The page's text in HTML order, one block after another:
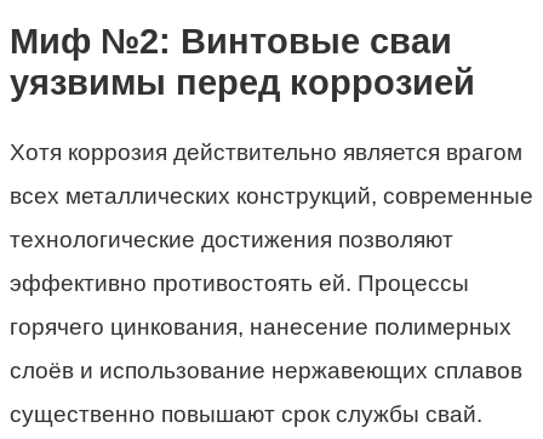
Миф №2: Винтовые сваи
уязвимы перед коррозией
Хотя коррозия действительно является врагом
всех металлических конструкций, современные
технологические достижения позволяют
эффективно противостоять ей. Процессы
горячего цинкования, нанесение полимерных
слоёв и использование нержавеющих сплавов
существенно повышают срок службы свай.